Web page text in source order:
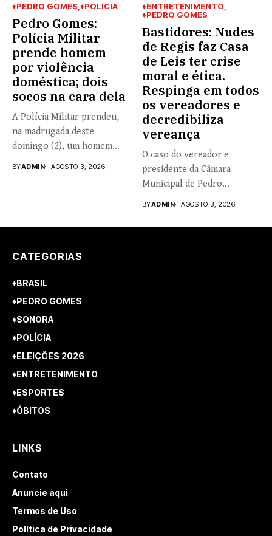
♦PEDRO GOMES ♦POLÍCIA
Pedro Gomes:
Polícia Militar
prende homem
por violência
doméstica; dois
socos na cara dela
A Polícia Militar prendeu,
na madrugada deste
domingo (2), um homem
BYADMIN AGOSTO 3, 2026
♦ENTRETENIMENTO
♦PEDRO GOMES
Bastidores: Nudes
de Regis faz Casa
de Leis ter crise
moral e ética.
Respinga em todos
os vereadores e
decredibiliza
vereança
O caso do vereador e
presidente da Câmara
Municipal de Pedro
BYADMIN AGOSTO 3, 2026
CATEGORIAS
♦BRASIL
♦PEDRO GOMES
♦SONORA
♦POLÍCIA
♦ELEIÇÕES 2026
♦ENTRETENIMENTO
♦ESPORTES
♦ÓBITOS
LINKS
Contato
Anuncie aqui
Termos de Uso
Política de Privacidade